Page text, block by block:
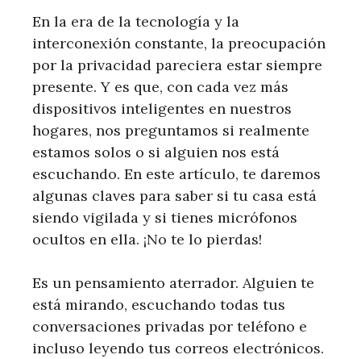
En la era de la tecnología y la
interconexión constante, la preocupación
por la privacidad pareciera estar siempre
presente. Y es que, con cada vez más
dispositivos inteligentes en nuestros
hogares, nos preguntamos si realmente
estamos solos o si alguien nos está
escuchando. En este artículo, te daremos
algunas claves para saber si tu casa está
siendo vigilada y si tienes micrófonos
ocultos en ella. ¡No te lo pierdas!
Es un pensamiento aterrador. Alguien te
está mirando, escuchando todas tus
conversaciones privadas por teléfono e
incluso leyendo tus correos electrónicos.